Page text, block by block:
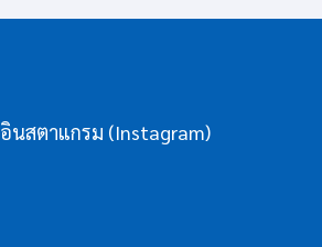
อินสตาแกรม (Instagram)